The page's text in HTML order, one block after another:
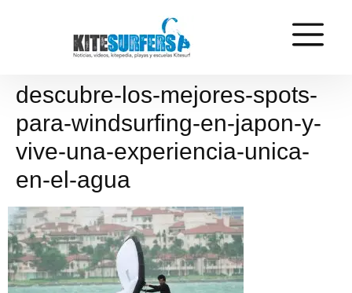
descubre-los-mejores-spots-
para-windsurfing-en-japon-y-
vive-una-experiencia-unica-
en-el-agua